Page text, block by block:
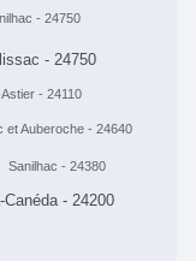
- 24750
- 24750
- 24110
et Auberoche - 24640
Sanilhac - 24380
Canéda - 24200